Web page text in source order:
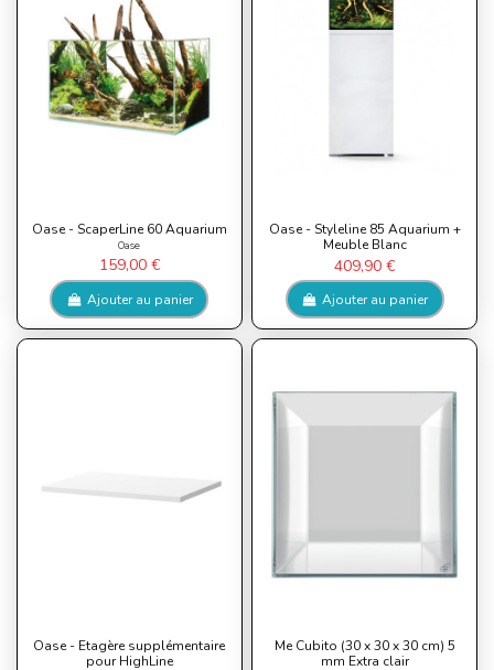
Oase - ScaperLine 60 Aquarium
Oase
159,00 €
Ajouter au panier
Oase - Styleline 85 Aquarium +
Meuble Blanc
409,90 €
Ajouter au panier
Oase - Etagère supplémentaire
pour HighLine
Me Cubito (30 x 30 x 30 cm) 5
mm Extra clair